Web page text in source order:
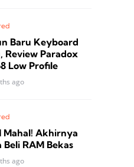
Baru Keyboard
Review Paradox
Low Profile
ago
Mahal! Akhirnya
Beli RAM Bekas
ago